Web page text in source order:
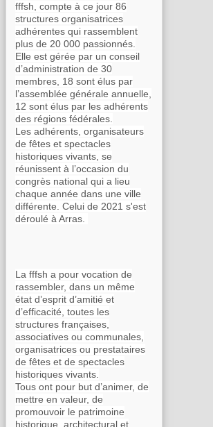
fffsh, compte à ce jour 86
structures organisatrices
adhérentes qui rassemblent
plus de 20 000 passionnés.
Elle est gérée par un conseil
d’administration de 30
membres, 18 sont élus par
l’assemblée générale annuelle,
12 sont élus par les adhérents
des régions fédérales.
Les adhérents, organisateurs
de fêtes et spectacles
historiques vivants, se
réunissent à l’occasion du
congrès national qui a lieu
chaque année dans une ville
différente. Celui de 2021 s'est
déroulé à Arras.
La fffsh a pour vocation de
rassembler, dans un même
état d’esprit d’amitié et
d’efficacité, toutes les
structures françaises,
associatives ou communales,
organisatrices ou prestataires
de fêtes et de spectacles
historiques vivants.
Tous ont pour but d’animer, de
mettre en valeur, de
promouvoir le patrimoine
historique, architectural et